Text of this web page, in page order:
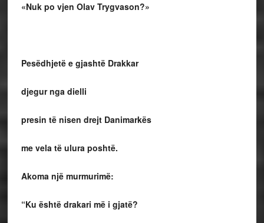
«Nuk po vjen Olav Trygvason?»
Pesëdhjetë e gjashtë Drakkar
djegur nga dielli
presin të nisen drejt Danimarkës
me vela të ulura poshtë.
Akoma një murmurimë:
“Ku është drakari më i gjatë?